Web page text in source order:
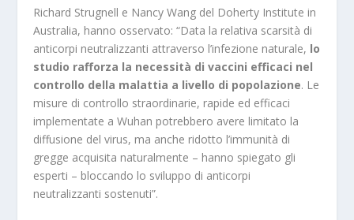
Richard Strugnell e Nancy Wang del Doherty Institute in
Australia, hanno osservato: “Data la relativa scarsità di
anticorpi neutralizzanti attraverso l’infezione naturale, lo
studio rafforza la necessità di vaccini efficaci nel
controllo della malattia a livello di popolazione. Le
misure di controllo straordinarie, rapide ed efficaci
implementate a Wuhan potrebbero avere limitato la
diffusione del virus, ma anche ridotto l’immunità di
gregge acquisita naturalmente – hanno spiegato gli
esperti – bloccando lo sviluppo di anticorpi
neutralizzanti sostenuti”.